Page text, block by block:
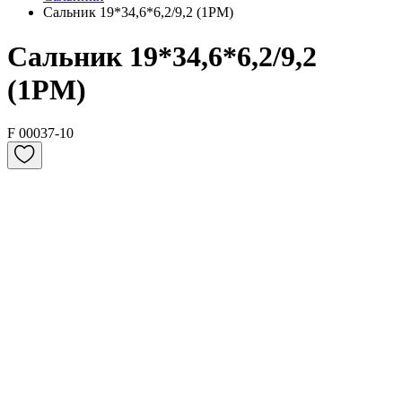
Сальник 19*34,6*6,2/9,2 (1PM)
Сальник 19*34,6*6,2/9,2
(1PM)
F 00037-10